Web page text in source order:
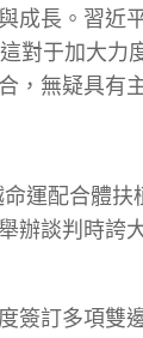
成長。習近
對于加大力
，無疑具有
運配合體扶
辦談判時誇
簽訂多項雙